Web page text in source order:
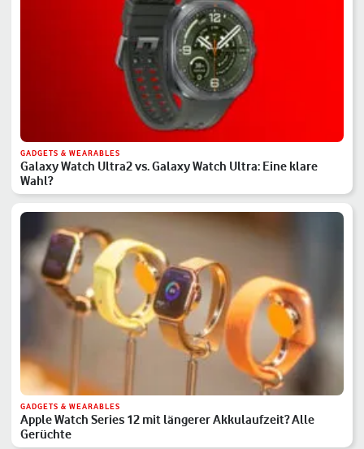
GADGETS & WEARABLES
Galaxy Watch Ultra2 vs. Galaxy Watch Ultra: Eine klare
Wahl?
GADGETS & WEARABLES
Apple Watch Series 12 mit längerer Akkulaufzeit? Alle
Gerüchte